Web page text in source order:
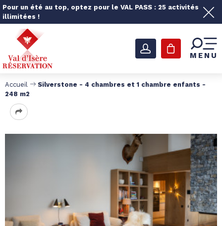
Pour un été au top, optez pour le VAL PASS : 25 activités
illimitées !
MENU
Accueil
Silverstone - 4 chambres et 1 chambre enfants -
248 m2